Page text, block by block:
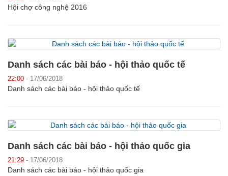
Hội chợ công nghệ 2016
Danh sách các bài báo - hội thảo quốc tế
22:00 - 17/06/2018
Danh sách các bài báo - hội thảo quốc tế
Danh sách các bài báo - hội thảo quốc gia
21:29 - 17/06/2018
Danh sách các bài báo - hội thảo quốc gia